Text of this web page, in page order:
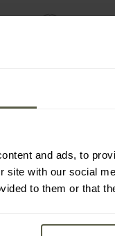
and ads, to
site with our social
to them or that
Pack
Tactical
Mil-